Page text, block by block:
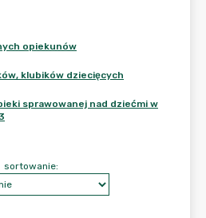
opiekunów
klubików dziecięcych
sprawowanej nad dziećmi w
sortowanie: